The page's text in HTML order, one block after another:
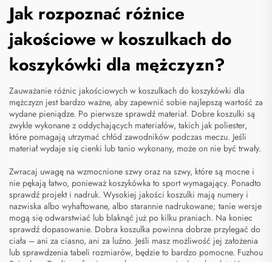
Jak rozpoznać różnice
jakościowe w koszulkach do
koszykówki dla mężczyzn?
Zauważanie różnic jakościowych w koszulkach do koszykówki dla
mężczyzn jest bardzo ważne, aby zapewnić sobie najlepszą wartość za
wydane pieniądze. Po pierwsze sprawdź materiał. Dobre koszulki są
zwykle wykonane z oddychających materiałów, takich jak poliester,
które pomagają utrzymać chłód zawodników podczas meczu. Jeśli
materiał wydaje się cienki lub tanio wykonany, może on nie być trwały.
Zwracaj uwagę na wzmocnione szwy oraz na szwy, które są mocne i
nie pękają łatwo, ponieważ koszykówka to sport wymagający. Ponadto
sprawdź projekt i nadruk. Wysokiej jakości koszulki mają numery i
nazwiska albo wyhaftowane, albo starannie nadrukowane; tanie wersje
mogą się odwarstwiać lub blaknąć już po kilku praniach. Na koniec
sprawdź dopasowanie. Dobra koszulka powinna dobrze przylegać do
ciała – ani za ciasno, ani za luźno. Jeśli masz możliwość jej założenia
lub sprawdzenia tabeli rozmiarów, będzie to bardzo pomocne. Fuzhou